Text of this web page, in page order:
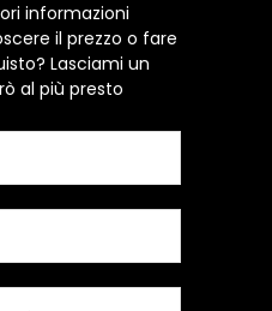
informazioni
il prezzo o fare
Lasciami un
al più presto